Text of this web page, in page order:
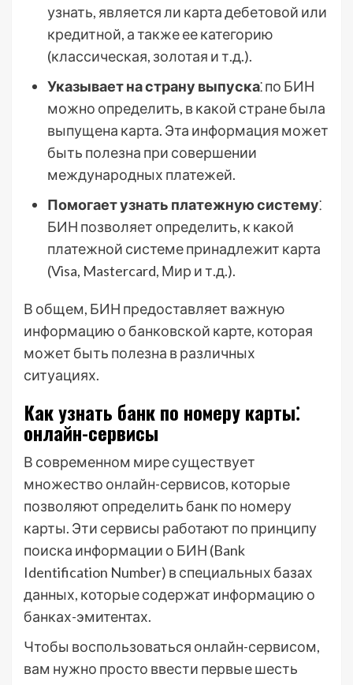
узнать, является ли карта дебетовой или
кредитной, а также ее категорию
(классическая, золотая и т.д.).
Указывает на страну выпуска⁚ по БИН
можно определить, в какой стране была
выпущена карта. Эта информация может
быть полезна при совершении
международных платежей.
Помогает узнать платежную систему⁚
БИН позволяет определить, к какой
платежной системе принадлежит карта
(Visa, Mastercard, Мир и т.д.).
В общем, БИН предоставляет важную
информацию о банковской карте, которая
может быть полезна в различных
ситуациях.
Как узнать банк по номеру карты⁚
онлайн-сервисы
В современном мире существует
множество онлайн-сервисов, которые
позволяют определить банк по номеру
карты. Эти сервисы работают по принципу
поиска информации о БИН (Bank
Identification Number) в специальных базах
данных, которые содержат информацию о
банках-эмитентах.
Чтобы воспользоваться онлайн-сервисом,
вам нужно просто ввести первые шесть